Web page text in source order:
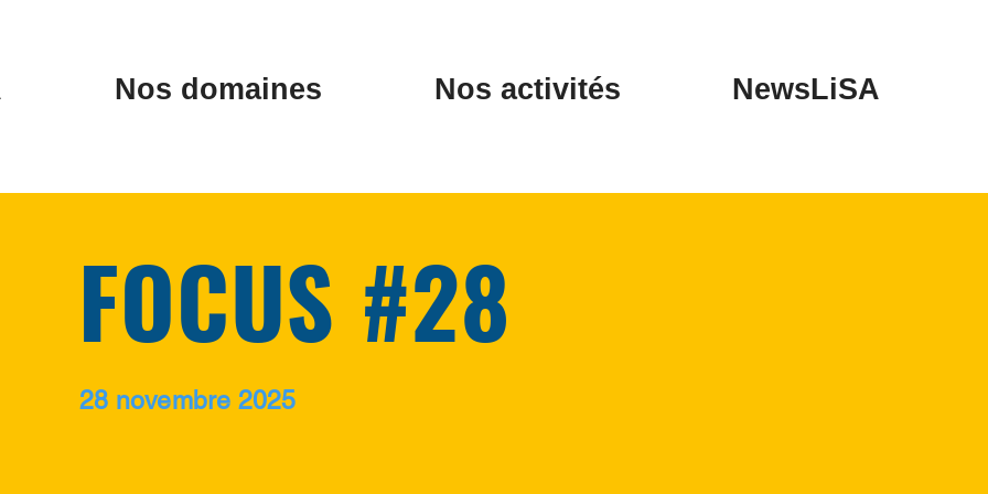
Nos domaines Nos activités NewsLiSA
FOCUS #28
28 novembre 2025